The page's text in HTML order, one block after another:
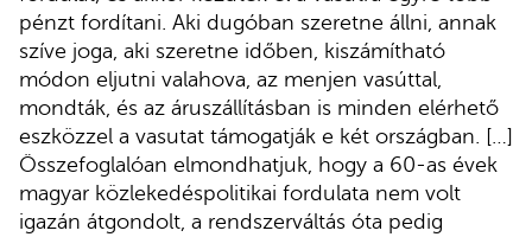
pénzt fordítani. Aki dugóban szeretne állni, annak
szíve joga, aki szeretne időben, kiszámítható
módon eljutni valahova, az menjen vasúttal,
mondták, és az áruszállításban is minden elérhető
eszközzel a vasutat támogatják e két országban. […]
Összefoglalóan elmondhatjuk, hogy a 60-as évek
magyar közlekedéspolitikai fordulata nem volt
igazán átgondolt, a rendszerváltás óta pedig